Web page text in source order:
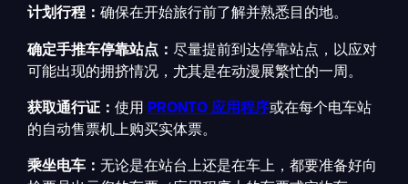
计划行程：确保在开始旅行前了解并熟悉目的地。
确定手推车停靠站点：尽量提前到达停靠站点，以应对
可能出现的拥挤情况，尤其是在动漫展繁忙的一周。
获取通行证：使用 PRONTO 应用程序或在每个电车站
的自动售票机上购买实体票。
乘坐电车：无论是在站台上还是在车上，都要准备好向